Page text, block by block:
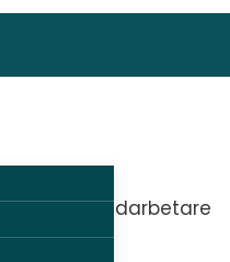
erfarna medarbetare